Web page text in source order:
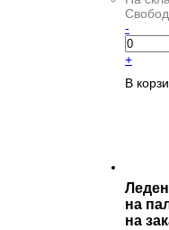
-
+
В
на
на